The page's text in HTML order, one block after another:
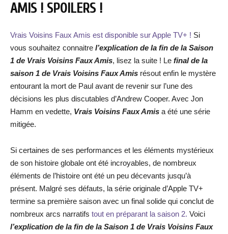
AMIS ! SPOILERS !
Vrais Voisins Faux Amis est disponible sur Apple TV+ ! Si
vous souhaitez connaitre l’explication de la fin de la Saison
1 de Vrais Voisins Faux Amis, lisez la suite ! Le final de la
saison 1 de Vrais Voisins Faux Amis résout enfin le mystère
entourant la mort de Paul avant de revenir sur l’une des
décisions les plus discutables d’Andrew Cooper. Avec Jon
Hamm en vedette, Vrais Voisins Faux Amis a été une série
mitigée.
Si certaines de ses performances et les éléments mystérieux
de son histoire globale ont été incroyables, de nombreux
éléments de l’histoire ont été un peu décevants jusqu’à
présent. Malgré ses défauts, la série originale d’Apple TV+
termine sa première saison avec un final solide qui conclut de
nombreux arcs narratifs tout en préparant la saison 2. Voici
l’explication de la fin de la Saison 1 de Vrais Voisins Faux